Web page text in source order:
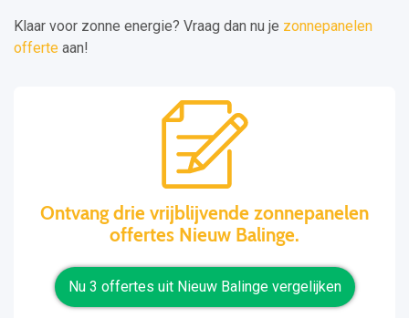
Klaar voor zonne energie? Vraag dan nu je zonnepanelen
offerte aan!
Ontvang drie vrijblijvende zonnepanelen
offertes Nieuw Balinge.
Nu 3 offertes uit Nieuw Balinge vergelijken